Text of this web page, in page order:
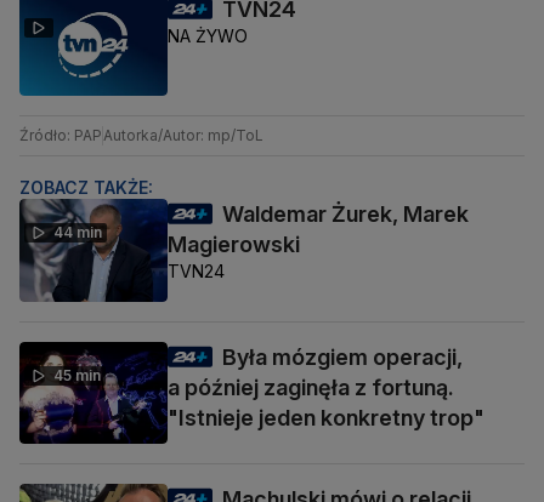
TVN24
NA ŻYWO
Źródło: PAPAutorka/Autor: mp/ToL
ZOBACZ TAKŻE:
44 min
Waldemar Żurek, Marek
Magierowski
TVN24
45 min
Była mózgiem operacji,
a później zaginęła z fortuną.
"Istnieje jeden konkretny trop"